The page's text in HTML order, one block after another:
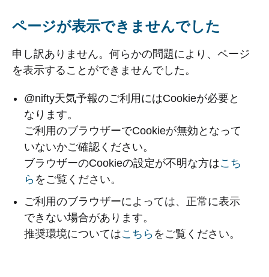
ページが表示できませんでした
申し訳ありません。何らかの問題により、ページ
を表示することができませんでした。
@nifty天気予報のご利用にはCookieが必要と
なります。
ご利用のブラウザーでCookieが無効となって
いないかご確認ください。
ブラウザーのCookieの設定が不明な方はこち
ら をご覧ください。
ご利用のブラウザーによっては、正常に表示
できない場合があります。
推奨環境についてはこちら をご覧ください。